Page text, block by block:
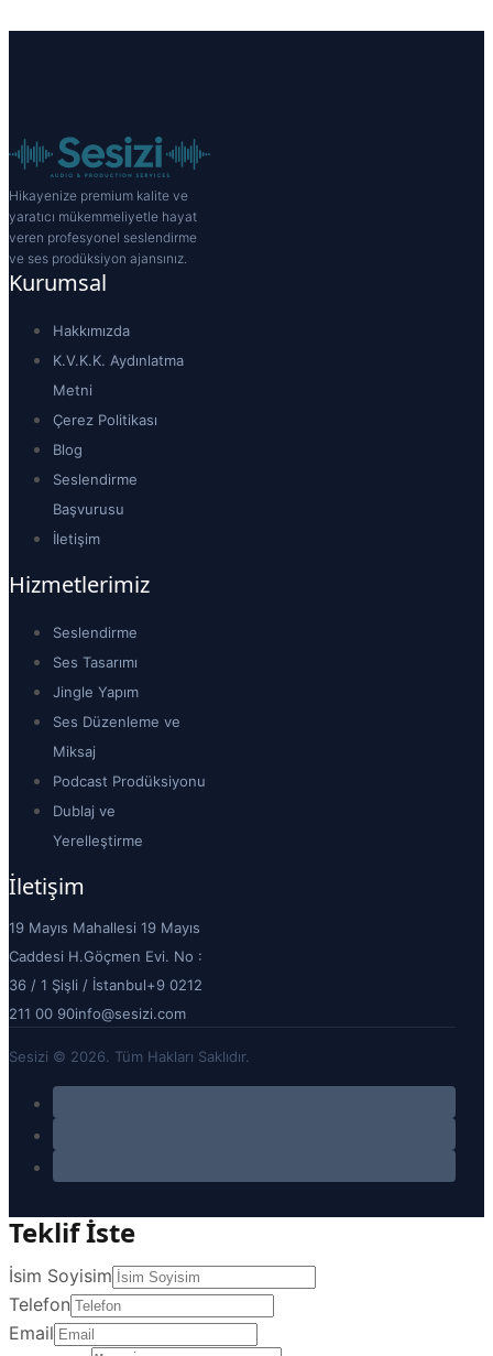
Hikayenize premium kalite ve
yaratıcı mükemmeliyetle hayat
veren profesyonel seslendirme
ve ses prodüksiyon ajansınız.
Kurumsal
Hakkımızda
K.V.K.K. Aydınlatma
Metni
Çerez Politikası
Blog
Seslendirme
Başvurusu
İletişim
Hizmetlerimiz
Seslendirme
Ses Tasarımı
Jingle Yapım
Ses Düzenleme ve
Miksaj
Podcast Prodüksiyonu
Dublaj ve
Yerelleştirme
İletişim
19 Mayıs Mahallesi 19 Mayıs
Caddesi H.Göçmen Evi. No :
36 / 1 Şişli / İstanbul+9 0212
211 00 90info@sesizi.com
Sesizi © 2026. Tüm Hakları Saklıdır.
Teklif İste
İsim Soyisim
Telefon
Email